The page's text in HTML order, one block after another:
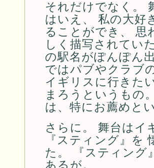
それだけでなく。
はいえ、 私の大好
ることができ、 思
しく描写されてい
の駅名がぽんぽん
ではパブやクラブ
イギリスに行きた
まろうというもの
は、特にお薦めと
さらに。 舞台はイ
『スティング』を
た。 『スティング
あるが。